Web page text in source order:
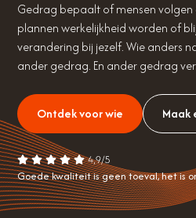
Gedrag bepaalt of mensen
plannen werkelijkheid worden of
verandering bij jezelf. Wie anders
ander gedrag. En ander gedrag
Ontdek voor wie Maak
Goede kwaliteit is geen toeval, het is